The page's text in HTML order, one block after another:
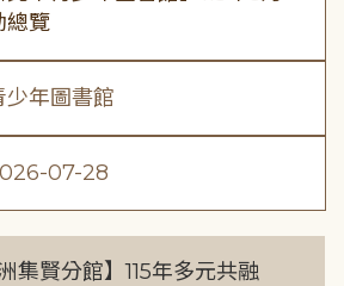
總覽
少年圖書館
07-28
洲集賢分館】115年多元共融